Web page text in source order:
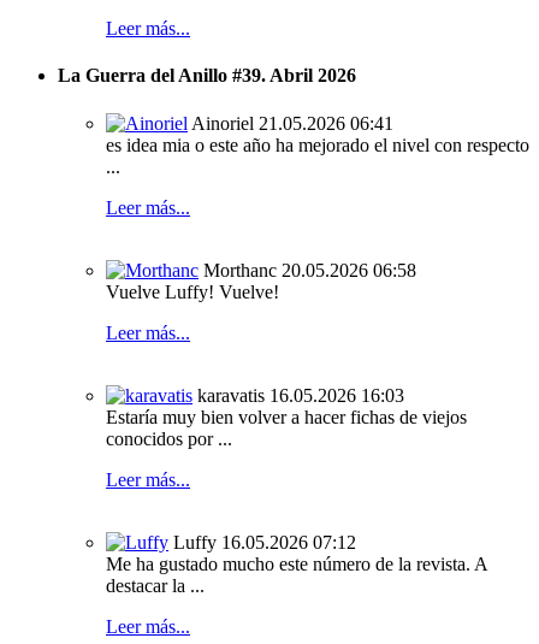
Leer más...
La Guerra del Anillo #39. Abril 2026
Ainoriel 21.05.2026 06:41
es idea mia o este año ha mejorado el nivel con respecto
...
Leer más...
Morthanc 20.05.2026 06:58
Vuelve Luffy! Vuelve!
Leer más...
karavatis 16.05.2026 16:03
Estaría muy bien volver a hacer fichas de viejos
conocidos por ...
Leer más...
Luffy 16.05.2026 07:12
Me ha gustado mucho este número de la revista. A
destacar la ...
Leer más...